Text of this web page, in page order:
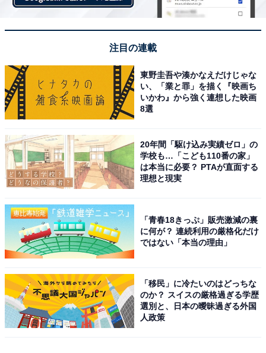
注目の連載
東野圭吾や湊かなえだけじゃな
い、「業と罪」を描く『映画ち
いかわ』から強く連想した映画
8選
20年間「駆け込み実績ゼロ」の
学校も…「こども110番の家」
は本当に必要？ PTAが直面する
理想と現実
「青春18きっぷ」販売激減の裏
に何が？ 連続利用の厳格化だけ
ではない「本当の理由」
「移民」に冷たいのはどっちな
のか？ スイスの厳格過ぎる学歴
選別と、日本の曖昧過ぎる外国
人政策